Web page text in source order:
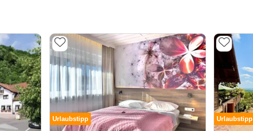
Urlaubstipp Urlaubstipp